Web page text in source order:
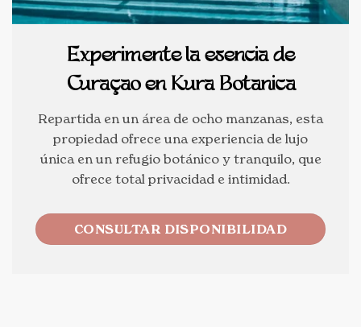
Experimente la esencia de
Curaçao en Kura Botanica
Repartida en un área de ocho manzanas, esta
propiedad ofrece una experiencia de lujo
única en un refugio botánico y tranquilo, que
ofrece total privacidad e intimidad.
CONSULTAR DISPONIBILIDAD